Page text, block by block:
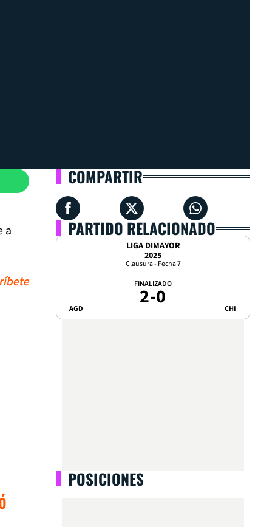
a
COMPARTIR
PARTIDO RELACIONADO
LIGA DIMAYOR
2025
Clausura - Fecha 7
AGD
FINALIZADO
2-0 CHI
POSICIONES